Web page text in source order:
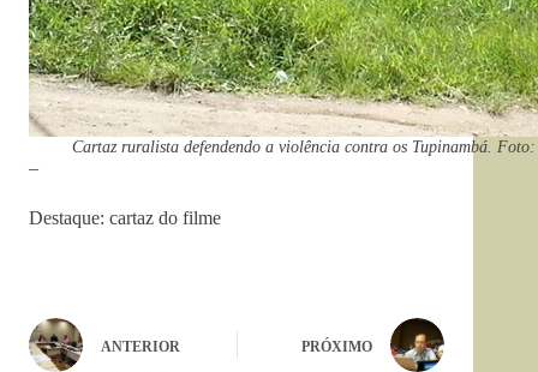
Cartaz ruralista defendendo a violência contra os Tupinambá.
–
Destaque: cartaz do filme
ANTERIOR PRÓXIMO